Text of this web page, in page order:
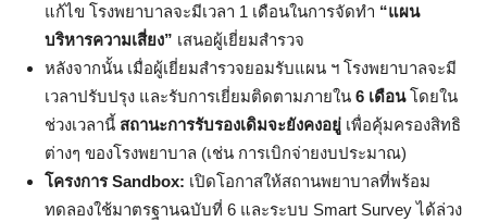
แก้ไข โรงพยาบาลจะมีเวลา 1 เดือนในการจัดทำ “แผน
บริหารความเสี่ยง” เสนอผู้เยี่ยมสำรวจ
หลังจากนั้น เมื่อผู้เยี่ยมสำรวจยอมรับแผน ฯ โรงพยาบาลจะมี
เวลาปรับปรุง และรับการเยี่ยมติดตามภายใน 6 เดือนโดยใน
ช่วงเวลานี้ สถานะการรับรองเดิมจะยังคงอยู่ เพื่อคุ้มครองสิทธิ
ต่างๆ ของโรงพยาบาล (เช่น การเบิกจ่ายงบประมาณ)
โครงการ Sandbox: เปิดโอกาสให้สถานพยาบาลที่พร้อม
ทดลองใช้มาตรฐานฉบับที่ 6 และระบบ Smart Survey ได้ล่วง